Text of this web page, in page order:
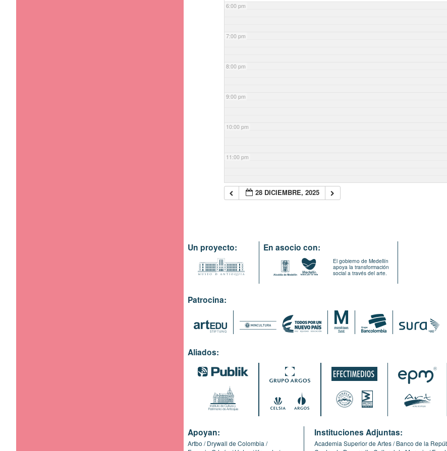
6:00 pm
7:00 pm
8:00 pm
9:00 pm
10:00 pm
11:00 pm
28 DICIEMBRE, 2025
Un proyecto: En asocio con:
El gobierno de Medellín
apoya la transformación
social a través del arte.
Patrocina:
Aliados:
Apoyan:
Artbo
Drywall de Colombia
Instituciones Adjuntas:
Academia Superior de Artes Banco de la